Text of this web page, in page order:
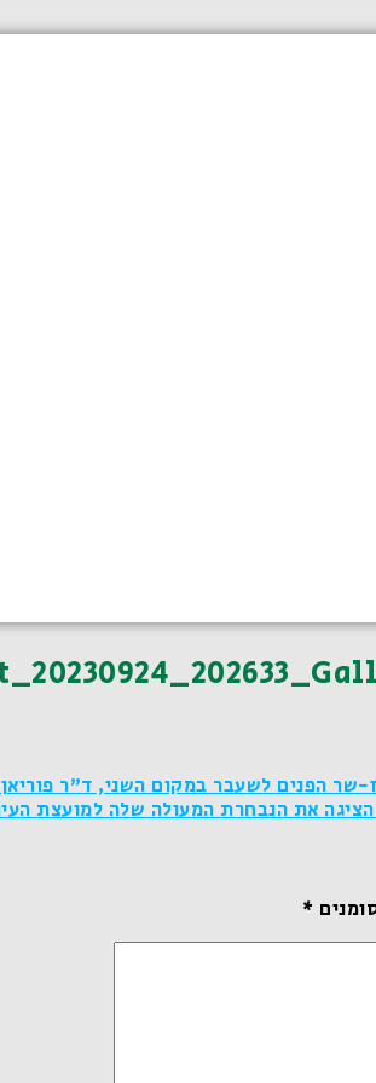
שר הפנים לשעבר במקום השני, ד"ר
את הנבחרת המעולה שלה למועצת
*